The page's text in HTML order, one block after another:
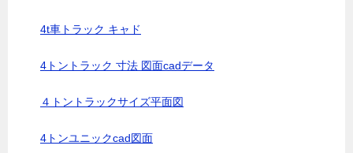
4t車トラック キャド
4トントラック 寸法 図面cadデータ
４トントラックサイズ平面図
4トンユニックcad図面